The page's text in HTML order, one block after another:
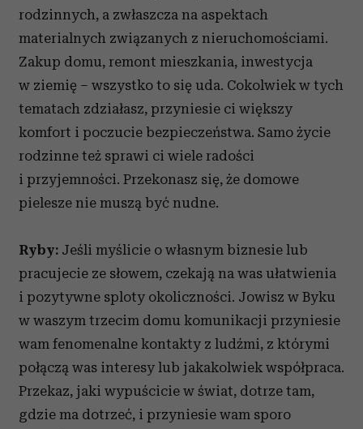
rodzinnych, a zwłaszcza na aspektach
materialnych związanych z nieruchomościami.
Zakup domu, remont mieszkania, inwestycja
w ziemię – wszystko to się uda. Cokolwiek w tych
tematach zdziałasz, przyniesie ci większy
komfort i poczucie bezpieczeństwa. Samo życie
rodzinne też sprawi ci wiele radości
i przyjemności. Przekonasz się, że domowe
pielesze nie muszą być nudne.
Ryby: Jeśli myślicie o własnym biznesie lub
pracujecie ze słowem, czekają na was ułatwienia
i pozytywne sploty okoliczności. Jowisz w Byku
w waszym trzecim domu komunikacji przyniesie
wam fenomenalne kontakty z ludźmi, z którymi
połączą was interesy lub jakakolwiek współpraca.
Przekaz, jaki wypuścicie w świat, dotrze tam,
gdzie ma dotrzeć, i przyniesie wam sporo